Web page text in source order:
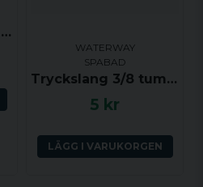
Diffuser Waterway Clusterstorm (klick)
WATERWAY
SPABAD
Tryckslang 3/8 tum (YD ca 14 mm, ID ca 9.5 mm) per dm
5 kr
LÄGG I VARUKORGEN